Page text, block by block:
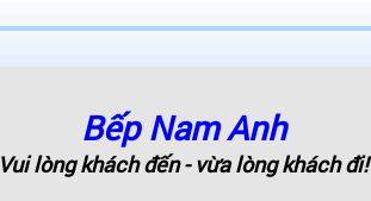
Bếp Nam Anh
Vui lòng khách đến - vừa lòng khách đi!